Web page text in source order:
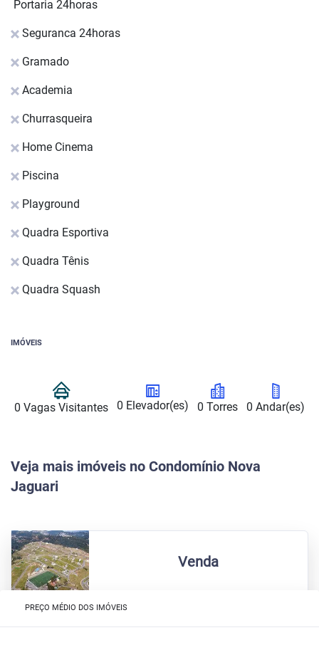
Portaria 24horas
Seguranca 24horas
Gramado
Academia
Churrasqueira
Home Cinema
Piscina
Playground
Quadra Esportiva
Quadra Tênis
Quadra Squash
IMÓVEIS
0 Vagas Visitantes 0 Elevador(es) 0 Torres 0 Andar(es)
Veja mais imóveis no Condomínio Nova
Jaguari
Venda
PREÇO MÉDIO DOS IMÓVEIS